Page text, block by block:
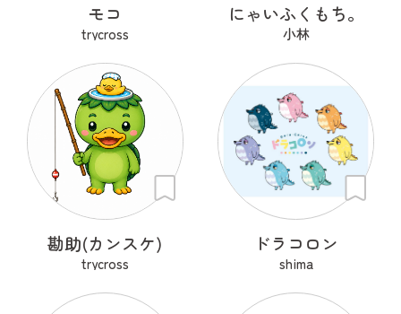
モコ
trycross
にゃいふくもち。
小林
勘助(カンスケ)
trycross
ドラコロン
shima